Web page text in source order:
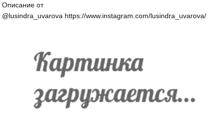
Описание от
@lusindra_uvarova https://www.instagram.com/lusindra_uvarova/